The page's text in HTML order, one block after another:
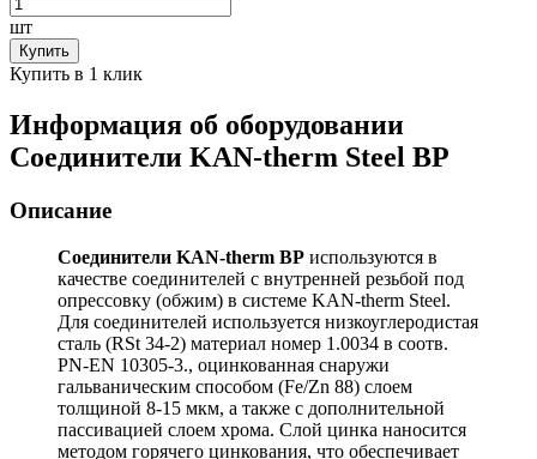
шт
Купить
Купить в 1 клик
Информация об оборудовании
Соединители KAN-therm Steel ВР
Описание
Соединители KAN-therm ВР используются в
качестве соединителей с внутренней резьбой под
опрессовку (обжим) в системе KAN-therm Steel.
Для соединителей используется низкоуглеродистая
сталь (RSt 34-2) материал номер 1.0034 в соотв.
PN-EN 10305-3., оцинкованная снаружи
гальваническим способом (Fe/Zn 88) слоем
толщиной 8-15 мкм, а также с дополнительной
пассивацией слоем хрома. Слой цинка наносится
методом горячего цинкования, что обеспечивает